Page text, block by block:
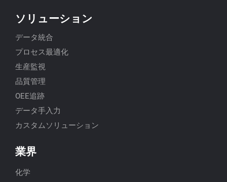
ソリューション
データ統合
プロセス最適化
生産監視
品質管理
OEE追跡
データ手入力
カスタムソリューション
業界
化学